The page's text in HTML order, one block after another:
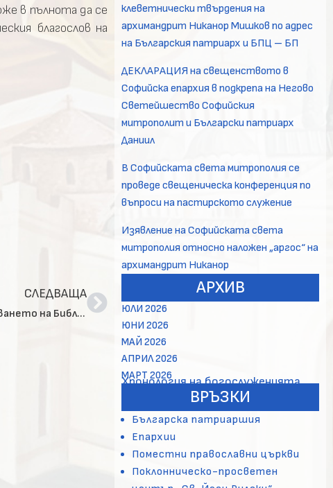
в пълнота да се
благослов на
СЛЕДВАЩА
Молебен в чест на 20 годишнината от създаването на Библейската библиотека на Богословски факултет
клеветнически твърдения на
архимандрит Никанор Мишков по адрес
на Българския патриарх и БПЦ – БП
ДЕКЛАРАЦИЯ на свещенството в
Софийска епархия в подкрепа на Негово
Светейшество Софийския
митрополит и Български патриарх
Даниил
В Софийската света митрополия се
проведе свещеническа конференция по
въпроси на пастирското служение
Изявление на Софийската света
митрополия относно наложен „аргос“ на
архимандрит Никанор
АРХИВ
ЮЛИ 2026
ЮНИ 2026
МАЙ 2026
АПРИЛ 2026
МАРТ 2026
Хронология на богослуженията
ВРЪЗКИ
Българска патриаршия
Епархии
Поместни православни църкви
Поклонническо-просветен